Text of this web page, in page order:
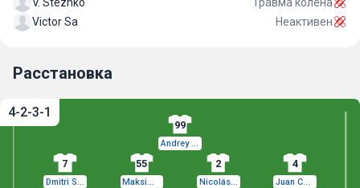
Victor Sa
Неактивен
Расстановка
99
Andrey Lunev
4
Juan Cáceres
2
Nicolás Marichal
55
Maksim Osipenko
7
Dmitri Skopintsev
4-2-3-1